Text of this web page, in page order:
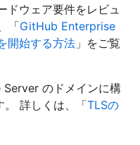
ウェア要件をレビュ
「GitHub Enterprise
開始する方法 」をご覧
のドメインに構
。 詳しくは、「TLSの